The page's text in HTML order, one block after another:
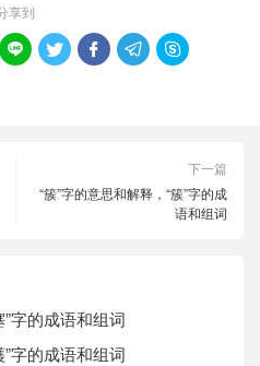
享到
    
下一篇
“簇”字的意思和解释，“簇”字的成
语和组词
”字的成语和组词
”字的成语和组词